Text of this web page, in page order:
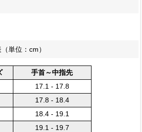
単位：cm）
手首～中指先
17.1 - 17.8
17.8 - 18.4
18.4 - 19.1
19.1 - 19.7